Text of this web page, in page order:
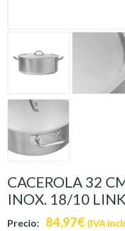
CACEROLA 32
INOX. 18/10
Precio: 84,97€ (IVA